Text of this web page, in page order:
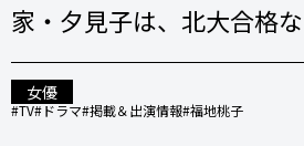
家・夕見子は、北大合格
女優
#TV#ドラマ#掲載＆出演情報#福地桃子